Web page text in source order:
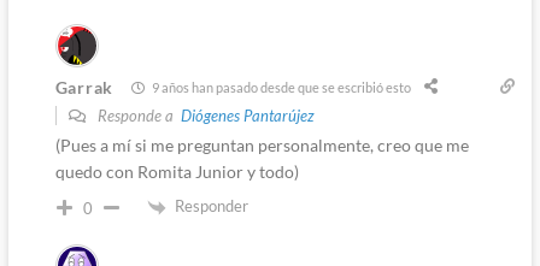
Garrak 9 años han pasado desde que se escribió esto
Responde a Diógenes Pantarújez
(Pues a mí si me preguntan personalmente, creo que me
quedo con Romita Junior y todo)
0 Responder